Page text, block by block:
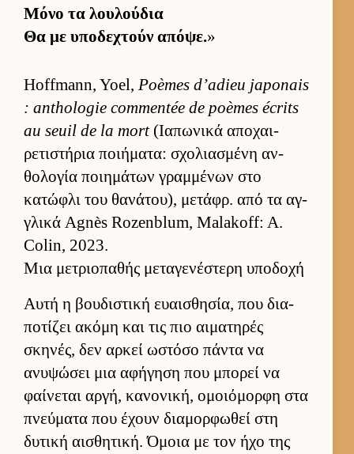
Μόνο τα λου­λού­δια
Θα με υποδεχτούν απόψε.»
Hoffmann, Yoel, Poèmes d’adieu japonais
: anthologie commentée de poèmes écrits
au seuil de la mort(Ια­πωνικά αποχαι­
ρετιστήρια ποι­ήματα: σχολια­σμένη αν­
θολογία ποι­ημάτων γραμ­μένων στο
κατώφλι του θανάτου), μετάφρ. από τα αγ­
γλικά Agnès Rozenblum, Malakoff: A.
Colin, 2023.
Μια μετριοπαθής μεταγενέστερη υποδοχή
Αυτή η βου­διστική ευαι­σθησία, που δια­
ποτίζει ακόμη και τις πιο αι­ματηρές
σκηνές, δεν αρ­κεί ωστόσο πάντα να
ανυψώσει μια αφήγηση που μπορεί να
φαί­νεται αρ­γή, κανονική, ομοιόμορφη στα
πνεύ­ματα που έχουν δια­μορ­φωθεί στη
δυτική αι­σθητική. Όμοια με τον ήχο της